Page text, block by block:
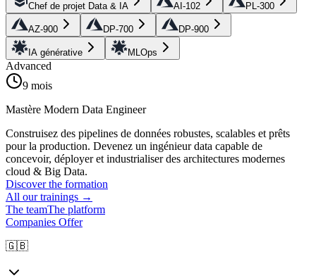
Chef de projet Data & IA AI-102 PL-300
AZ-900 DP-700 DP-900
IA générative MLOps
Advanced
9 mois
Mastère Modern Data Engineer
Construisez des pipelines de données robustes, scalables et prêts
pour la production. Devenez un ingénieur data capable de
concevoir, déployer et industrialiser des architectures modernes
cloud & Big Data.
Discover the formation
All our trainings →
The teamThe platform
Companies Offer
🇬🇧